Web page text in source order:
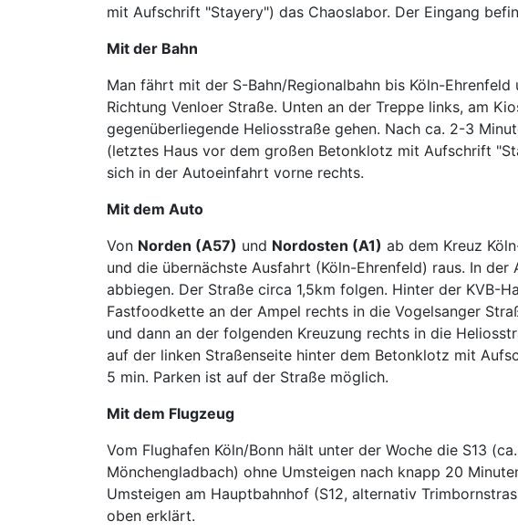
mit Aufschrift "Stayery") das Chaoslabor. Der Eingang
Mit der Bahn
Man fährt mit der S-Bahn/Regionalbahn bis Köln-
Richtung Venloer Straße. Unten an der Treppe links, am
gegenüberliegende Heliosstraße gehen. Nach ca. 2-3
(letztes Haus vor dem großen Betonklotz mit Aufschrift
sich in der Autoeinfahrt vorne rechts.
Mit dem Auto
Von Norden (A57) und Nordosten (A1) ab dem Kreuz
und die übernächste Ausfahrt (Köln-Ehrenfeld) raus. In
abbiegen. Der Straße circa 1,5km folgen. Hinter der KVB-
Fastfoodkette an der Ampel rechts in die Vogelsanger
und dann an der folgenden Kreuzung rechts in die
auf der linken Straßenseite hinter dem Betonklotz mit
5 min. Parken ist auf der Straße möglich.
Mit dem Flugzeug
Vom Flughafen Köln/Bonn hält unter der Woche die S13
Mönchengladbach) ohne Umsteigen nach knapp 20
Umsteigen am Hauptbahnhof (S12, alternativ
oben erklärt.